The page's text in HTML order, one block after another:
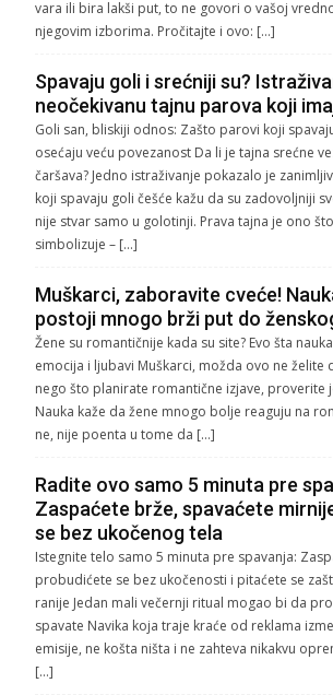
vara ili bira lakši put, to ne govori o vašoj
njegovim izborima. Pročitajte i ovo: […]
Spavaju goli i srećniji su?
neočekivanu tajnu parova koji
Goli san, bliskiji odnos: Zašto parovi koji
osećaju veću povezanost Da li je tajna srećne
čaršava? Jedno istraživanje pokazalo je
koji spavaju goli češće kažu da su zadovoljniji
nije stvar samo u golotinji. Prava tajna je ono
simbolizuje – […]
Muškarci, zaboravite cveće!
postoji mnogo brži put do
Žene su romantičnije kada su site? Evo šta
emocija i ljubavi Muškarci, možda ovo ne želite
nego što planirate romantične izjave, proverite
Nauka kaže da žene mnogo bolje reaguju na
ne, nije poenta u tome da […]
Radite ovo samo 5 minuta pre
Zaspaćete brže, spavaćete
se bez ukočenog tela
Istegnite telo samo 5 minuta pre spavanja:
probudićete se bez ukočenosti i pitaćete se
ranije Jedan mali večernji ritual mogao bi da
spavate Navika koja traje kraće od reklama
emisije, ne košta ništa i ne zahteva nikakvu
[…]